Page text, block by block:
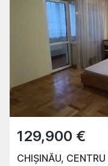
129,900 €
CHIȘINĂU, CENTRU